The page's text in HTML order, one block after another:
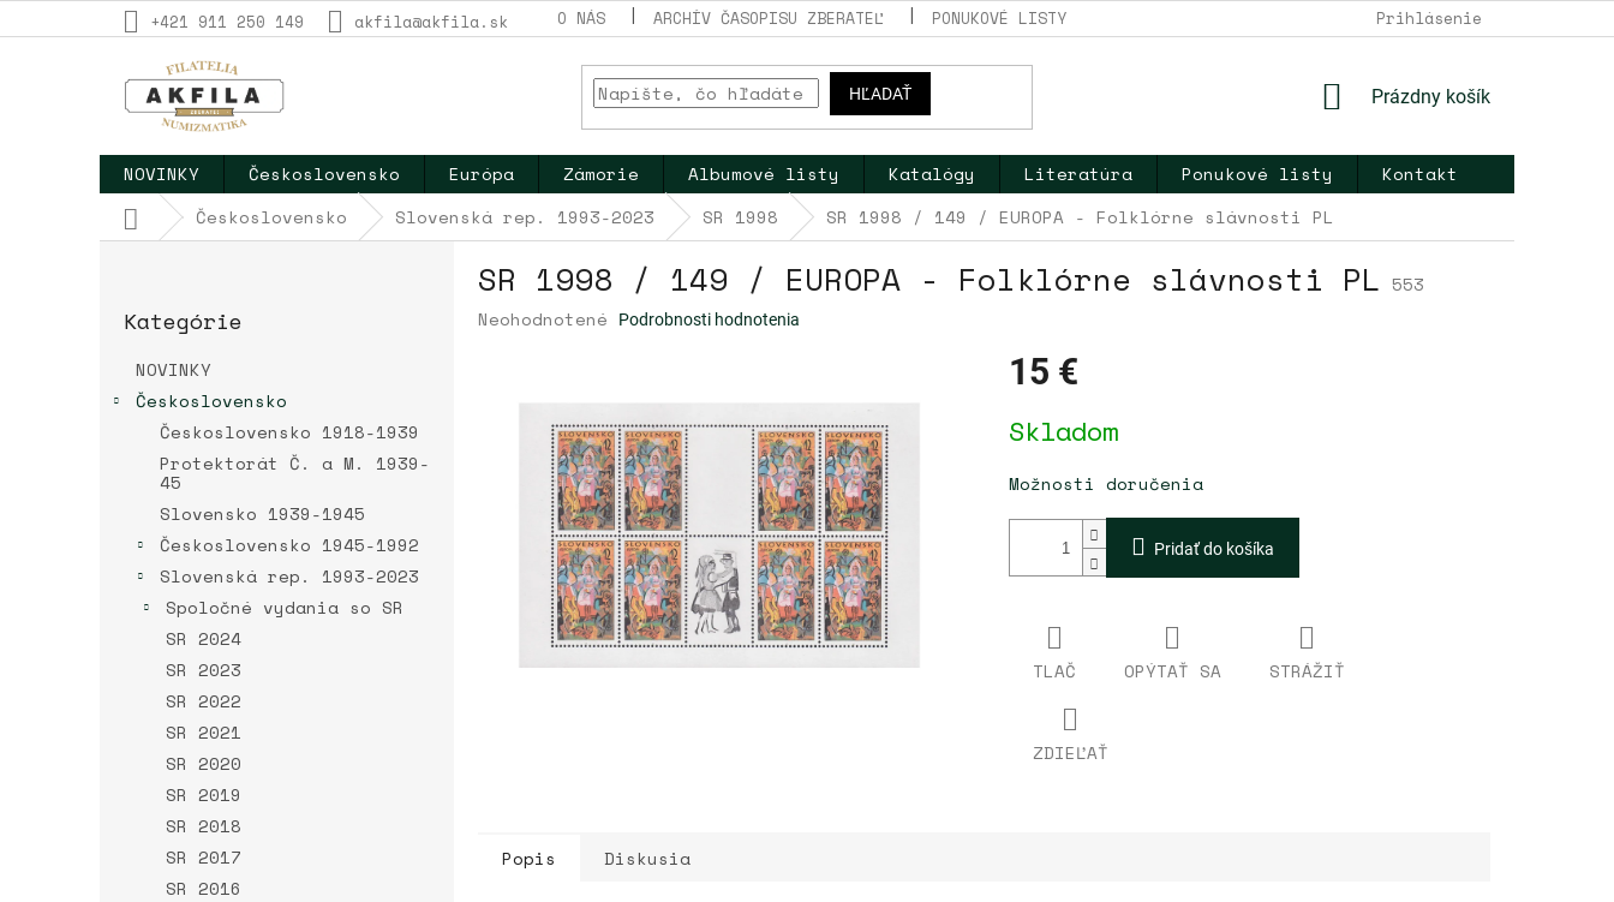
na
+421 911 250 149 akfila@akfila.sk O NÁS ARCHÍV ČASOPISU ZBERATEĽ PONUKOVÉ LISTY NAPÍŠTE NÁM KONTAKT
Prihlásenie
HĽADAŤ
NÁKUPNÝ
Prázdny košík
NOVINKY Československo Európa Zámorie Albumové listy Katalógy Literatúra Ponukové listy
Kontakt
DomovČeskoslovensko Slovenská rep. 1993-2023 SR 1998 SR 1998 / 149 / EUROPA - Folklórne slávnosti PL
B
kategórie
Kategórie
NOVINKY
Československo
Československo 1918-1939
Protektorát Č. a M. 1939-
45
Slovensko 1939-1945
Československo 1945-1992
Slovenská rep. 1993-2023
Spoločné vydania so SR
SR 2024
SR 2023
SR 2022
SR 2021
SR 2020
SR 2019
SR 2018
SR 2017
SR 2016
SR 1998 / 149 / EUROPA - Folklórne slávnosti PL 553
Priemerné
hviezdičiek.
Neohodnotené Podrobnosti hodnotenia
15 €
cena:
Skladom
Možnosti doručenia
Pridať do košíka
TLAČ OPÝTAŤ SA STRÁŽIŤ
ZDIEĽAŤ
Popis Diskusia